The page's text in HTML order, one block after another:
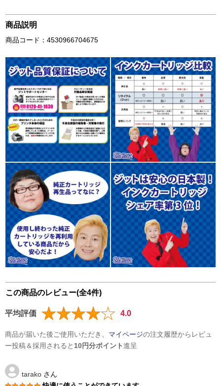
商品説明
商品コード：4530966704675
この商品のレビュー(全4件)
平均評価 4.0
商品が届いた後ご使用いただき、 マイページの注文履歴からレビュ
ー投稿＆採用されると 10円分ポイント進呈
tarako さん